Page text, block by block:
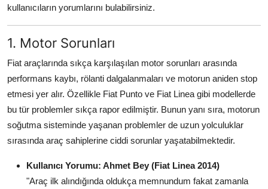
kullanıcıların yorumlarını bulabilirsiniz.
1. Motor Sorunları
Fiat araçlarında sıkça karşılaşılan motor sorunları arasında
performans kaybı, rölanti dalgalanmaları ve motorun aniden stop
etmesi yer alır. Özellikle Fiat Punto ve Fiat Linea gibi modellerde
bu tür problemler sıkça rapor edilmiştir. Bunun yanı sıra, motorun
soğutma sisteminde yaşanan problemler de uzun yolculuklar
sırasında araç sahiplerine ciddi sorunlar yaşatabilmektedir.
Kullanıcı Yorumu: Ahmet Bey (Fiat Linea 2014)
"Araç ilk alındığında oldukça memnundum fakat zamanla